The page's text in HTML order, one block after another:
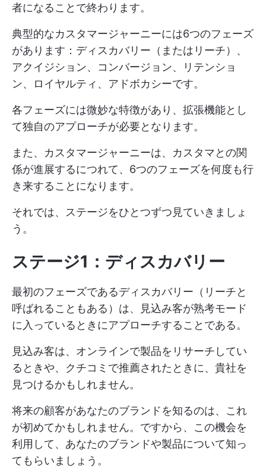
者になることで終わります。
典型的なカスタマージャーニーには6つのフェーズ
があります：ディスカバリー（またはリーチ）、
アクイジション、コンバージョン、リテンショ
ン、ロイヤルティ、アドボカシーです。
各フェーズには微妙な特徴があり、拡張機能とし
て独自のアプローチが必要となります。
また、カスタマージャーニーは、カスタマとの関
係が進展するにつれて、6つのフェーズを何度も行
き来することになります。
それでは、ステージをひとつずつ見ていきましょ
う。
ステージ1：ディスカバリー
最初のフェーズであるディスカバリー（リーチと
呼ばれることもある）は、見込み客が熟考モード
に入っているときにアプローチすることである。
見込み客は、オンラインで製品をリサーチしてい
るときや、クチコミで推薦されたときに、貴社を
見つけるかもしれません。
将来の顧客があなたのブランドを知るのは、これ
が初めてかもしれません。ですから、この機会を
利用して、あなたのブランドや製品について知っ
てもらいましょう。